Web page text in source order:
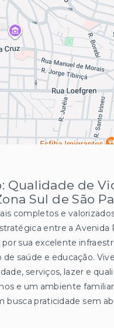
Qualidade de
Sul de São
completos e
entre a Avenida
sua excelente
saúde e educação.
serviços, lazer e
e um ambiente
busca praticidade sem